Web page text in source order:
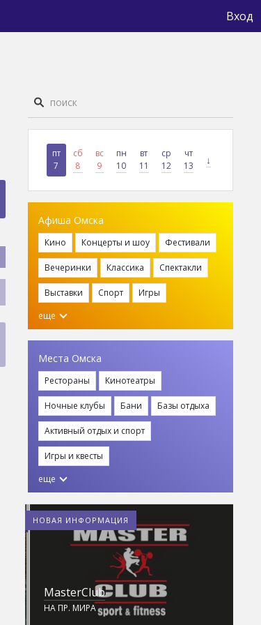
Вход
пт
7
сб
8
вс
9
пн
10
вт
11
ср
12
чт
13
↓
Афиша Омска
Кино Концерты и шоу Фестивали
Вечеринки Классика Спектакли
Выставки Спорт
Игры
еще
Места Омска
Рестораны Кинотеатры
Ночные клубы Бани Базы отдыха
Активный отдых и спорт
Игры и квесты
еще
НОВАЯ ИНФОРМАЦИЯ
MasterClub
НА ПР. МИРА